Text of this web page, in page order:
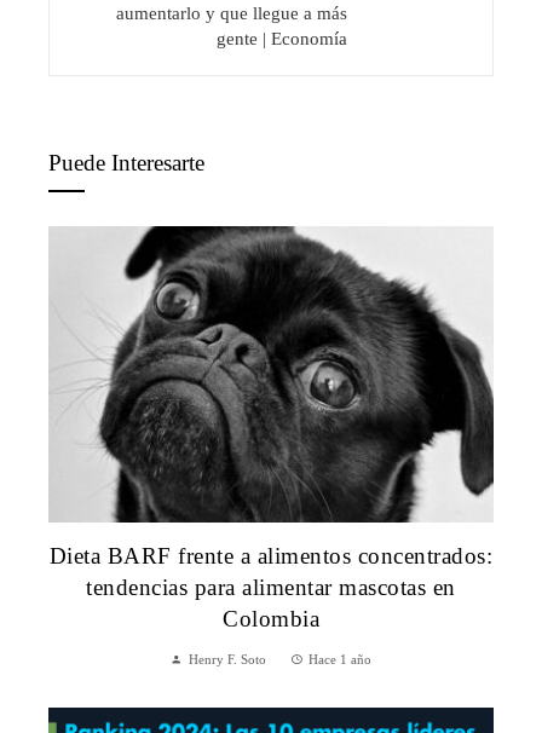
aumentarlo y que llegue a más
gente | Economía
Puede Interesarte
Dieta BARF frente a alimentos concentrados:
tendencias para alimentar mascotas en
Colombia
Henry F. Soto Hace 1 año